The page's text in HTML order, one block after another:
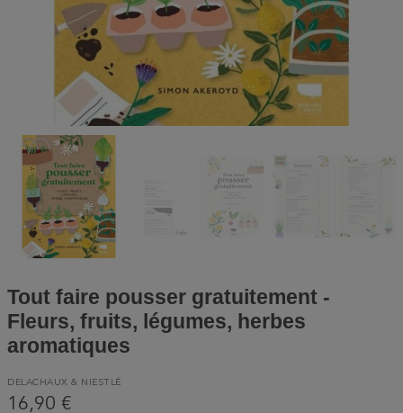
Tout faire pousser gratuitement -
Fleurs, fruits, légumes, herbes
aromatiques
DELACHAUX & NIESTLÉ
16,90 €